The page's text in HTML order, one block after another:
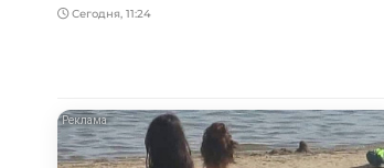
Сегодня, 11:24